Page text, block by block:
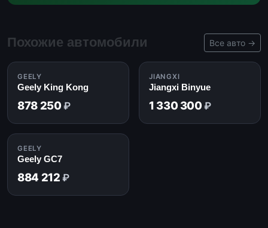
Похожие автомобили Все авто →
🇨🇳
GEELY
Geely King Kong
878 250₽
🇨🇳
JIANGXI
Jiangxi Binyue
1 330 300₽
🇨🇳
GEELY
Geely GC7
884 212₽